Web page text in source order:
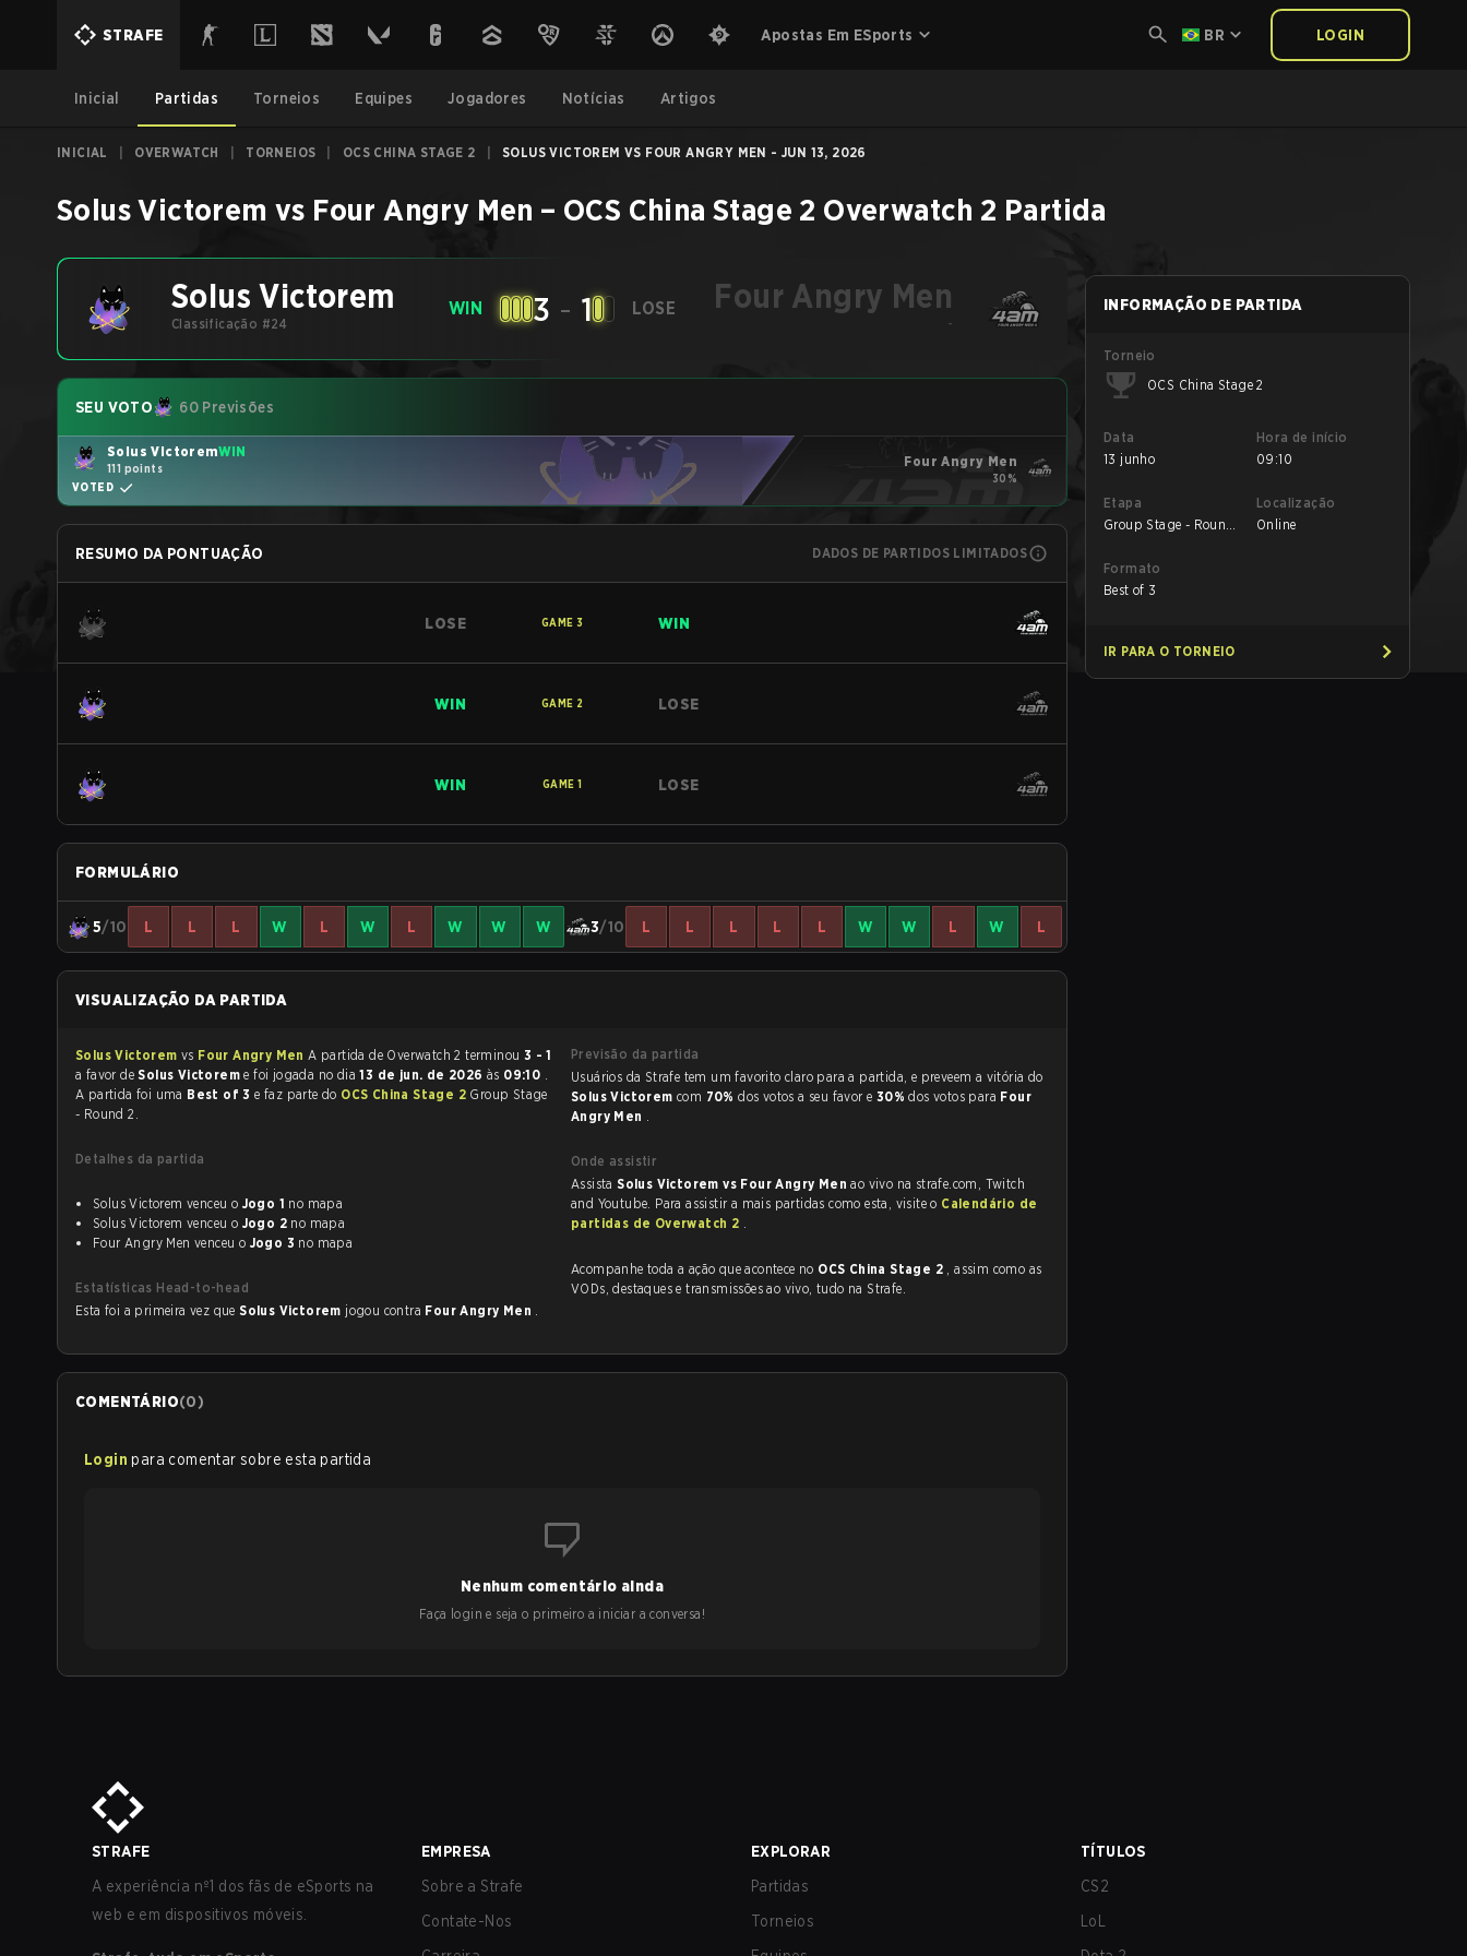
STRAFE Apostas Em ESports BR LOGIN
Inicial Partidas Torneios Equipes Jogadores Notícias Artigos
INICIAL OVERWATCH TORNEIOS OCS CHINA STAGE 2 SOLUS VICTOREM VS FOUR ANGRY MEN - JUN 13, 2026
Solus Victorem vs Four Angry Men – OCS China Stage 2 Overwatch 2 Partida
Solus Victorem
Classificação #24
WIN 3 - 1 LOSE Four Angry Men
-
SEU VOTO 60 Previsões
Solus VictoremWIN
111 points
VOTED
Four Angry Men
30%
RESUMO DA PONTUAÇÃO DADOS DE PARTIDOS LIMITADOS
LOSE GAME 3 WIN
WIN GAME 2 LOSE
WIN GAME 1 LOSE
FORMULÁRIO
5/10 L L L W L W L W W W 3/10 L L L L L W W L W L
VISUALIZAÇÃO DA PARTIDA
Solus Victorem vs Four Angry Men A partida de Overwatch 2 terminou 3 - 1
a favor deSolus Victorem e foi jogada no dia13 de jun. de 2026 às 09:10 .
A partida foi uma Best of 3e faz parte do OCS China Stage 2 Group Stage
- Round 2.
Detalhes da partida
Solus Victorem venceu o Jogo 1 no mapa
Solus Victorem venceu o Jogo 2 no mapa
Four Angry Men venceu o Jogo 3 no mapa
Estatísticas Head-to-head
Esta foi a primeira vez queSolus Victorem jogou contra Four Angry Men .
Previsão da partida
Usuários da Strafe tem um favorito claro para a partida, e preveem a vitória do
Solus Victorem com 70%dos votos a seu favor e 30%dos votos para Four
Angry Men .
Onde assistir
AssistaSolus Victorem vs Four Angry Menao vivo na strafe.com, Twitch
and Youtube. Para assistir a mais partidas como esta, visite o Calendário de
partidas de Overwatch 2 .
Acompanhe toda a ação que acontece no OCS China Stage 2 , assim como as
VODs, destaques e transmissões ao vivo, tudo na Strafe.
COMENTÁRIO(0)
Login para comentar sobre esta partida
Nenhum comentário ainda
Faça login e seja o primeiro a iniciar a conversa!
INFORMAÇÃO DE PARTIDA
Torneio
OCS China Stage 2
Data
13 junho
Hora de início
09:10
Etapa
Group Stage - Round
Localização
Online
Formato
Best of 3
IR PARA O TORNEIO
STRAFE
A experiência nº1 dos fãs de eSports na
web e em dispositivos móveis.
EMPRESA
Sobre a Strafe
Contate-Nos
EXPLORAR
Partidas
Torneios
TÍTULOS
CS2
LoL